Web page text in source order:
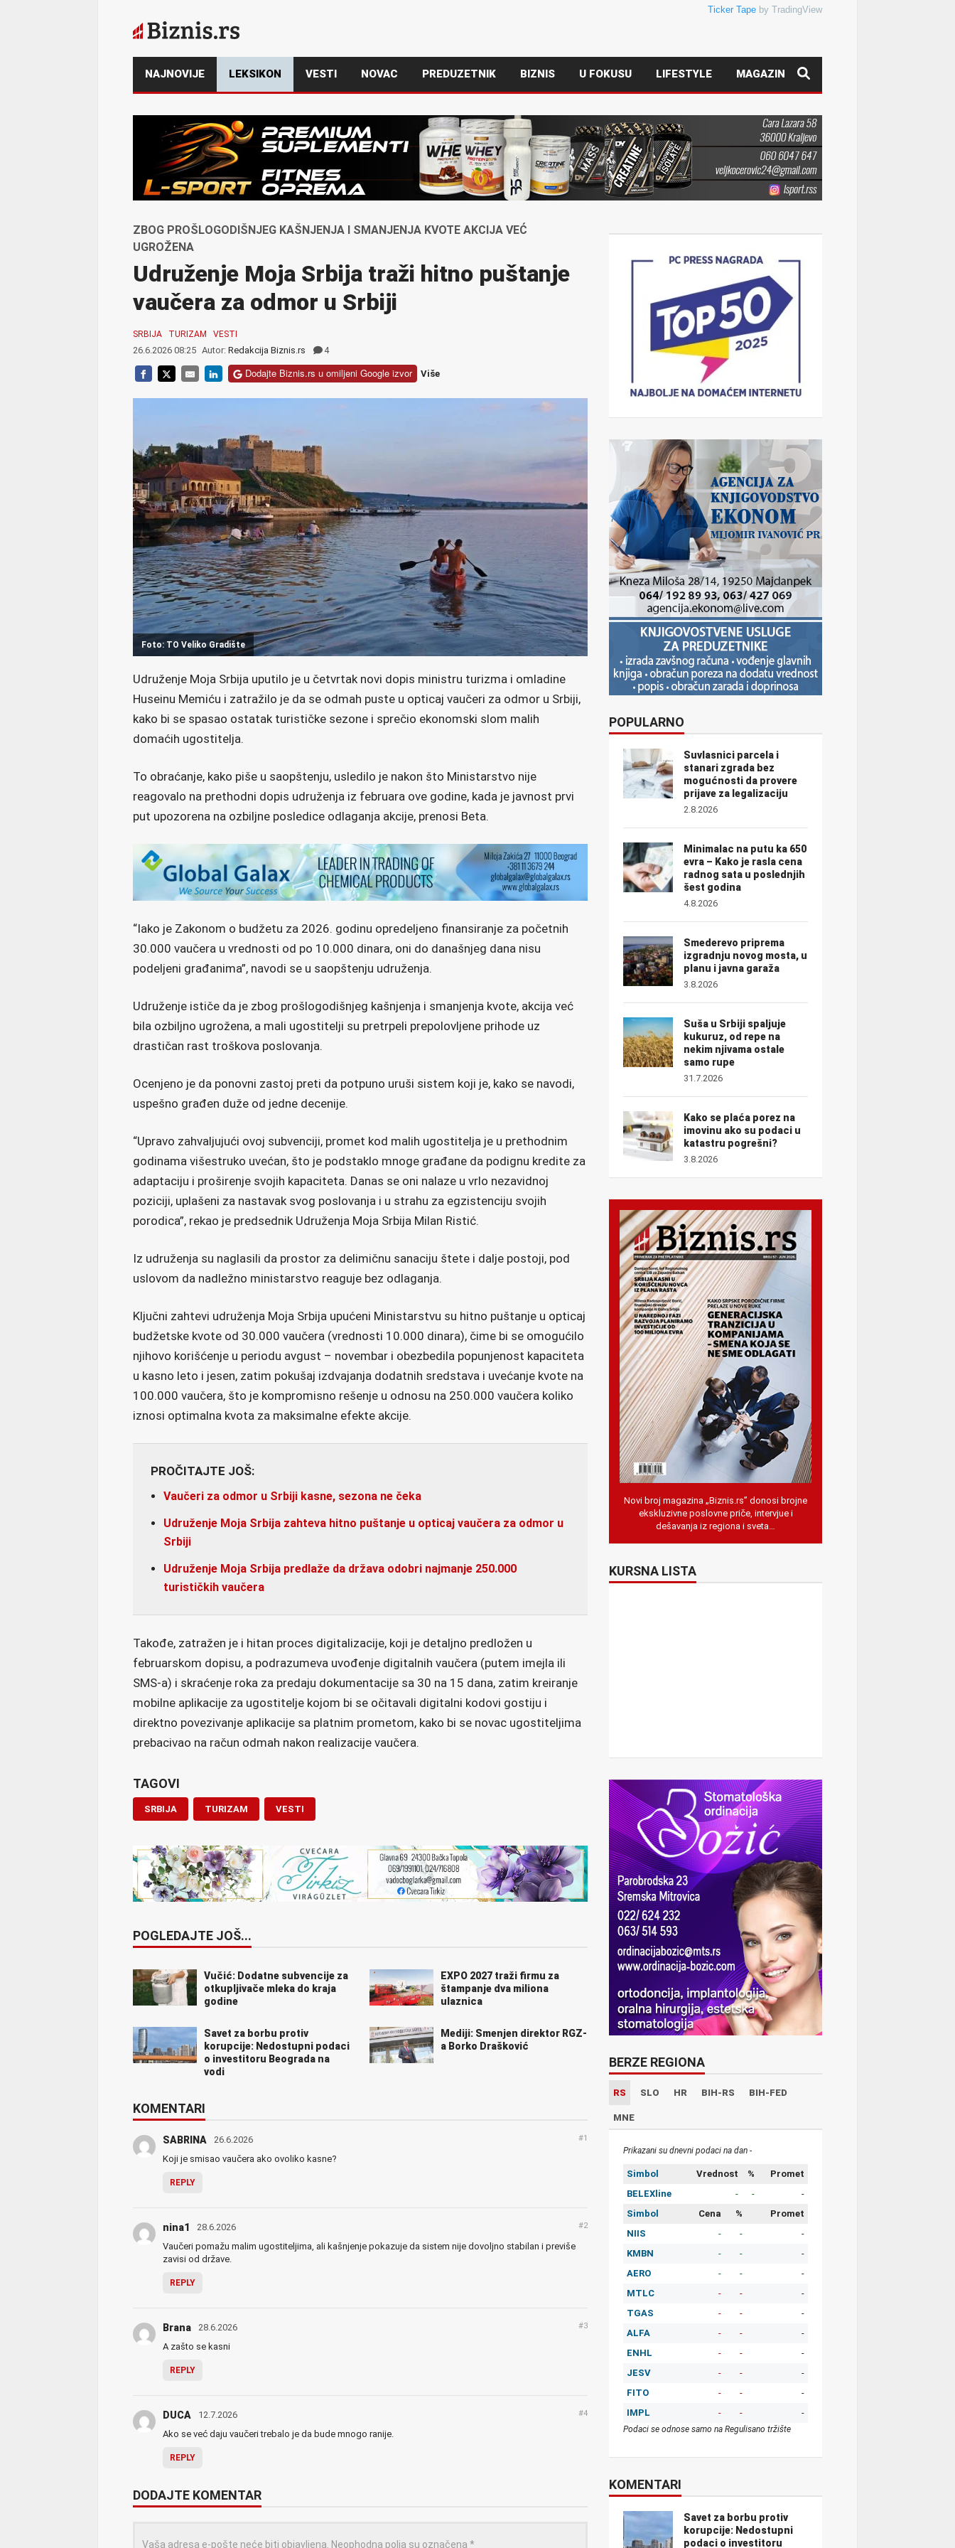
Ticker Tape by TradingView
NAJNOVIJE LEKSIKON VESTI NOVAC PREDUZETNIK BIZNIS U FOKUSU LIFESTYLE MAGAZIN
ZBOG PROŠLOGODIŠNJEG KAŠNJENJA I SMANJENJA KVOTE AKCIJA VEĆ
UGROŽENA
Udruženje Moja Srbija traži hitno puštanje
vaučera za odmor u Srbiji
SRBIJA TURIZAM VESTI
26.6.2026 08:25 Autor: Redakcija Biznis.rs 4
Dodajte Biznis.rs u omiljeni Google izvor Više
Foto: TO Veliko Gradište
Udruženje Moja Srbija uputilo je u četvrtak novi dopis ministru turizma i omladine
Huseinu Memiću i zatražilo je da se odmah puste u opticaj vaučeri za odmor u Srbiji,
kako bi se spasao ostatak turističke sezone i sprečio ekonomski slom malih
domaćih ugostitelja.
To obraćanje, kako piše u saopštenju, usledilo je nakon što Ministarstvo nije
reagovalo na prethodni dopis udruženja iz februara ove godine, kada je javnost prvi
put upozorena na ozbiljne posledice odlaganja akcije, prenosi Beta.
“Iako je Zakonom o budžetu za 2026. godinu opredeljeno finansiranje za početnih
30.000 vaučera u vrednosti od po 10.000 dinara, oni do današnjeg dana nisu
podeljeni građanima”, navodi se u saopštenju udruženja.
Udruženje ističe da je zbog prošlogodišnjeg kašnjenja i smanjenja kvote, akcija već
bila ozbiljno ugrožena, a mali ugostitelji su pretrpeli prepolovljene prihode uz
drastičan rast troškova poslovanja.
Ocenjeno je da ponovni zastoj preti da potpuno uruši sistem koji je, kako se navodi,
uspešno građen duže od jedne decenije.
“Upravo zahvaljujući ovoj subvenciji, promet kod malih ugostitelja je u prethodnim
godinama višestruko uvećan, što je podstaklo mnoge građane da podignu kredite za
adaptaciju i proširenje svojih kapaciteta. Danas se oni nalaze u vrlo nezavidnoj
poziciji, uplašeni za nastavak svog poslovanja i u strahu za egzistenciju svojih
porodica”, rekao je predsednik Udruženja Moja Srbija Milan Ristić.
Iz udruženja su naglasili da prostor za delimičnu sanaciju štete i dalje postoji, pod
uslovom da nadležno ministarstvo reaguje bez odlaganja.
Ključni zahtevi udruženja Moja Srbija upućeni Ministarstvu su hitno puštanje u opticaj
budžetske kvote od 30.000 vaučera (vrednosti 10.000 dinara), čime bi se omogućilo
njihovo korišćenje u periodu avgust – novembar i obezbedila popunjenost kapaciteta
u kasno leto i jesen, zatim pokušaj izdvajanja dodatnih sredstava i uvećanje kvote na
100.000 vaučera, što je kompromisno rešenje u odnosu na 250.000 vaučera koliko
iznosi optimalna kvota za maksimalne efekte akcije.
PROČITAJTE JOŠ:
Vaučeri za odmor u Srbiji kasne, sezona ne čeka
Udruženje Moja Srbija zahteva hitno puštanje u opticaj vaučera za odmor u
Srbiji
Udruženje Moja Srbija predlaže da država odobri najmanje 250.000
turističkih vaučera
Takođe, zatražen je i hitan proces digitalizacije, koji je detaljno predložen u
februarskom dopisu, a podrazumeva uvođenje digitalnih vaučera (putem imejla ili
SMS-a) i skraćenje roka za predaju dokumentacije sa 30 na 15 dana, zatim kreiranje
mobilne aplikacije za ugostitelje kojom bi se očitavali digitalni kodovi gostiju i
direktno povezivanje aplikacije sa platnim prometom, kako bi se novac ugostiteljima
prebacivao na račun odmah nakon realizacije vaučera.
TAGOVI
SRBIJA TURIZAM VESTI
POGLEDAJTE JOŠ...
Vučić: Dodatne subvencije za
otkupljivače mleka do kraja
godine
EXPO 2027 traži firmu za
štampanje dva miliona
ulaznica
Savet za borbu protiv
korupcije: Nedostupni podaci
o investitoru Beograda na
vodi
Mediji: Smenjen direktor RGZ-
a Borko Drašković
KOMENTARI
SABRINA 26.6.2026 #1
Koji je smisao vaučera ako ovoliko kasne?
REPLY
nina1 28.6.2026 #2
Vaučeri pomažu malim ugostiteljima, ali kašnjenje pokazuje da sistem nije dovoljno stabilan i previše
zavisi od države.
REPLY
Brana 28.6.2026 #3
A zašto se kasni
REPLY
DUCA 12.7.2026 #4
Ako se već daju vaučeri trebalo je da bude mnogo ranije.
REPLY
DODAJTE KOMENTAR
Vaša adresa e-pošte neće biti objavljena. Neophodna polja su označena *
POPULARNO
Suvlasnici parcela i
stanari zgrada bez
mogućnosti da provere
prijave za legalizaciju
2.8.2026
Minimalac na putu ka 650
evra – Kako je rasla cena
radnog sata u poslednjih
šest godina
4.8.2026
Smederevo priprema
izgradnju novog mosta, u
planu i javna garaža
3.8.2026
Suša u Srbiji spaljuje
kukuruz, od repe na
nekim njivama ostale
samo rupe
31.7.2026
Kako se plaća porez na
imovinu ako su podaci u
katastru pogrešni?
3.8.2026
Novi broj magazina „Biznis.rs” donosi brojne
ekskluzivne poslovne priče, intervjue i
dešavanja iz regiona i sveta…
KURSNA LISTA
BERZE REGIONA
RS SLO HR BIH-RS BIH-FED
MNE
Prikazani su dnevni podaci na dan -
Simbol Vrednost %
Promet
BELEXline
- -
-
Simbol
Cena %
Promet
NIIS
- -
-
KMBN
- -
-
AERO
- -
-
MTLC
- -
-
TGAS
- -
-
ALFA
- -
-
ENHL
- -
-
JESV
- -
-
FITO
- -
-
IMPL
- - -
Podaci se odnose samo na Regulisano tržište
KOMENTARI
Savet za borbu protiv
korupcije: Nedostupni
podaci o investitoru